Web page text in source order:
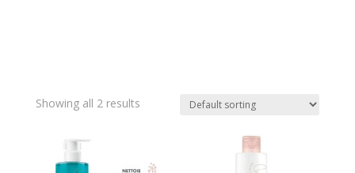
Showing all 2 results